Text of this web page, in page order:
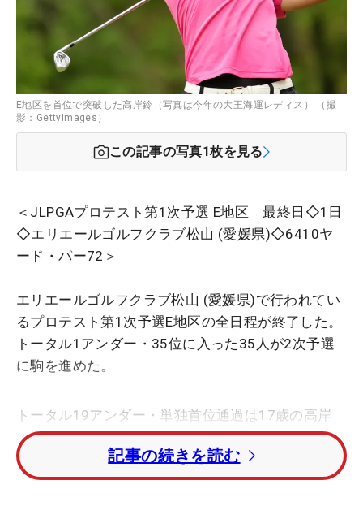
E地区を首位で突破した高岸鈴（写真は今年の大王海運レディス） （撮
影：GettyImages）
この記事の写真1枚を見る
＜JLPGAプロテスト第1次予選 E地区 最終日◇1日
◇エリエールゴルフクラブ松山 (愛媛県)◇6410ヤ
ード・パー72＞
エリエールゴルフクラブ松山 (愛媛県)で行われてい
るプロテスト第1次予選E地区の全日程が終了した。
トータル1アンダー・35位に入った35人が2次予選
に駒を進めた。
トータル19アンダー・単独首位通過は17歳の高岸
鈴。トータル13アンダー・2位に長野未折。トータ
ル12アンダー・3位タイには境原茉紀、周藤可歩が
入った。
記事の続きを読む